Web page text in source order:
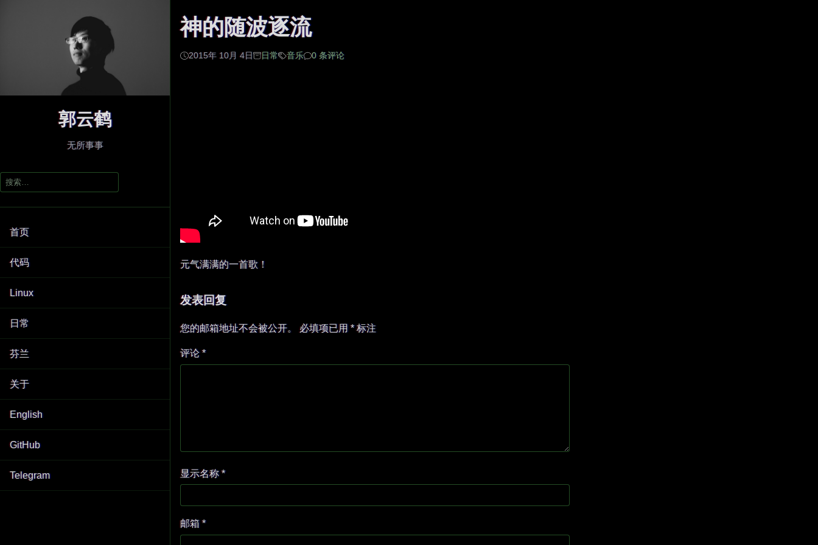
郭云鹤
无所事事
搜
索：
首页
代码
Linux
日常
芬兰
关于
English
GitHub
Telegram
神的随波逐流
2015年 10月 4日 日常 音乐 0 条评论
元气满满的一首歌！
发表回复
您的邮箱地址不会被公开。 必填项已用*标注
评论*
显示名称*
邮箱*